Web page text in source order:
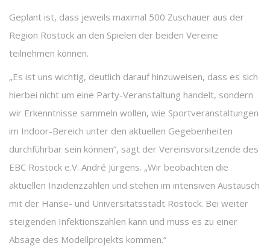
Geplant ist, dass jeweils maximal 500 Zuschauer aus der
Region Rostock an den Spielen der beiden Vereine
teilnehmen können.
„Es ist uns wichtig, deutlich darauf hinzuweisen, dass es sich
hierbei nicht um eine Party-Veranstaltung handelt, sondern
wir Erkenntnisse sammeln wollen, wie Sportveranstaltungen
im Indoor-Bereich unter den aktuellen Gegebenheiten
durchführbar sein können“, sagt der Vereinsvorsitzende des
EBC Rostock e.V. André Jürgens. „Wir beobachten die
aktuellen Inzidenzzahlen und stehen im intensiven Austausch
mit der Hanse- und Universitätsstadt Rostock. Bei weiter
steigenden Infektionszahlen kann und muss es zu einer
Absage des Modellprojekts kommen.“